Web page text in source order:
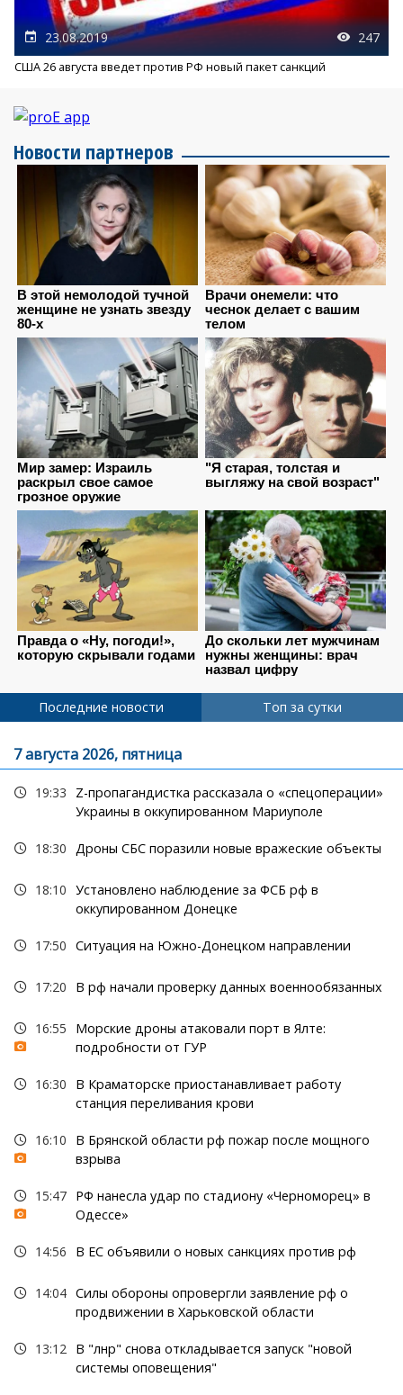
23.08.2019 247
США 26 августа введет против РФ новый пакет санкций
Новости партнеров
Последние новости Топ за сутки
7 августа 2026, пятница
19:33
Z-пропагандистка рассказала о «спецоперации»
Украины в оккупированном Мариуполе
18:30 Дроны СБС поразили новые вражеские объекты
18:10 Установлено наблюдение за ФСБ рф в
оккупированном Донецке
17:50 Ситуация на Южно-Донецком направлении
17:20 В рф начали проверку данных военнообязанных
16:55
Морские дроны атаковали порт в Ялте:
подробности от ГУР
16:30
В Краматорске приостанавливает работу
станция переливания крови
16:10
В Брянской области рф пожар после мощного
взрыва
15:47 РФ нанесла удар по стадиону «Черноморец» в
Одессе»
14:56 В ЕС объявили о новых санкциях против рф
14:04 Силы обороны опровергли заявление рф о
продвижении в Харьковской области
13:12 В "лнр" снова откладывается запуск "новой
системы оповещения"